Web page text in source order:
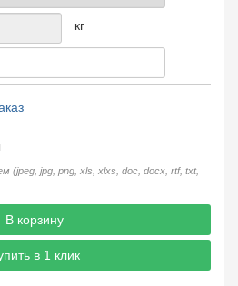
кг
(jpeg, jpg, png, xls, xlxs, doc, docx, rtf, txt,
В корзину
в 1 клик